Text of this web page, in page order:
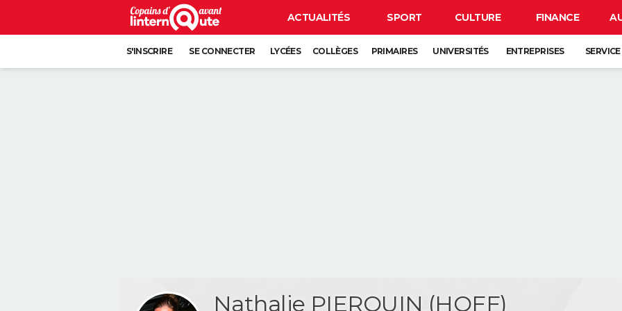
ACTUALITÉS SPORT CULTURE FINANCE
S'INSCRIRE SE CONNECTER LYCÉES COLLÈGES PRIMAIRES UNIVERSITÉS ENTREPRISES
Nathalie PIERQUIN (HOFF)